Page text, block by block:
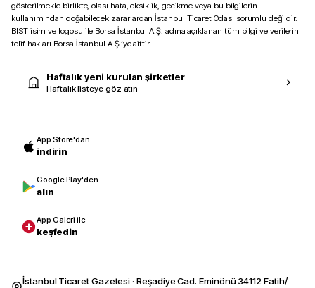
gösterilmekle birlikte, olası hata, eksiklik, gecikme veya bu bilgilerin
kullanımından doğabilecek zararlardan İstanbul Ticaret Odası sorumlu değildir.
BIST isim ve logosu ile Borsa İstanbul A.Ş. adına açıklanan tüm bilgi ve verilerin
telif hakları Borsa İstanbul A.Ş.’ye aittir.
Haftalık yeni kurulan şirketler
Haftalık listeye göz atın
App Store'dan
indirin
Google Play'den
alın
App Galeri ile
keşfedin
İstanbul Ticaret Gazetesi · Reşadiye Cad. Eminönü 34112 Fatih/